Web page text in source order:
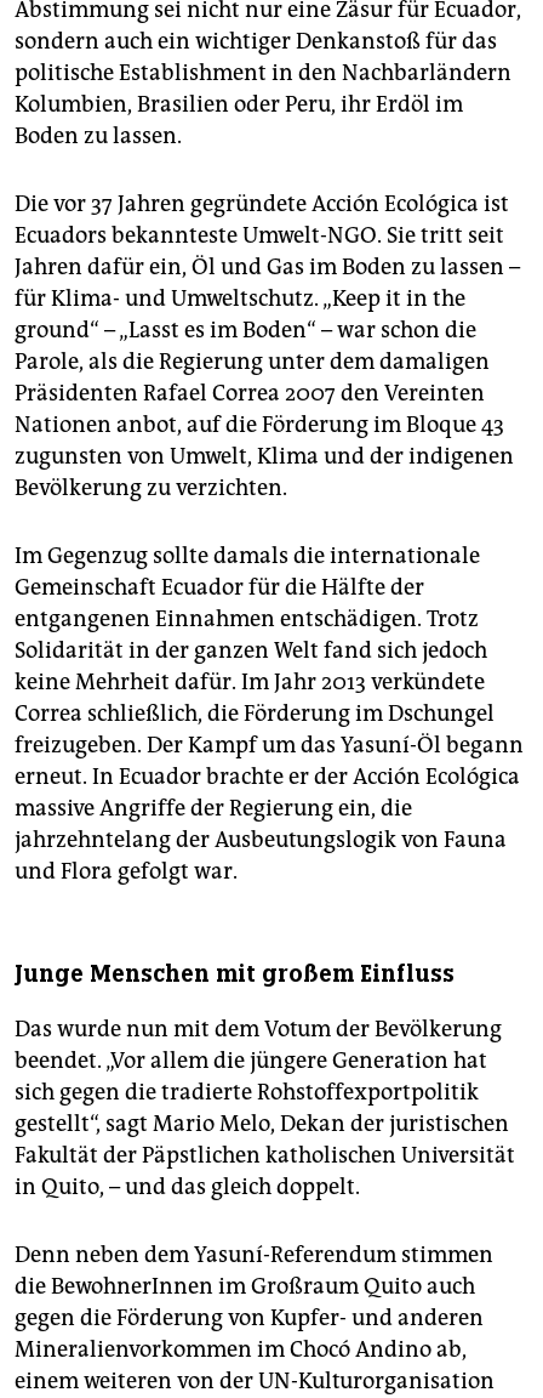
Abstimmung sei nicht nur eine Zäsur für Ecuador,
sondern auch ein wichtiger Denkanstoß für das
politische Establishment in den Nachbarländern
Kolumbien, Brasilien oder Peru, ihr Erdöl im
Boden zu lassen.
Die vor 37 Jahren gegründete Acción Ecológica ist
Ecuadors bekannteste Umwelt-NGO. Sie tritt seit
Jahren dafür ein, Öl und Gas im Boden zu lassen –
für Klima- und Umweltschutz. „Keep it in the
ground“ – „Lasst es im Boden“ – war schon die
Parole, als die Regierung unter dem damaligen
Präsidenten Rafael Correa 2007 den Vereinten
Nationen anbot, auf die Förderung im Bloque 43
zugunsten von Umwelt, Klima und der indigenen
Bevölkerung zu verzichten.
Im Gegenzug sollte damals die internationale
Gemeinschaft Ecuador für die Hälfte der
entgangenen Einnahmen entschädigen. Trotz
Solidarität in der ganzen Welt fand sich jedoch
keine Mehrheit dafür. Im Jahr 2013 verkündete
Correa schließlich, die Förderung im Dschungel
freizugeben. Der Kampf um das Yasuní-Öl begann
erneut. In Ecuador brachte er der Acción Ecológica
massive Angriffe der Regierung ein, die
jahrzehntelang der Ausbeutungslogik von Fauna
und Flora gefolgt war.
Junge Menschen mit großem Einfluss
Das wurde nun mit dem Votum der Bevölkerung
beendet. „Vor allem die jüngere Generation hat
sich gegen die tradierte Rohstoffexportpolitik
gestellt“, sagt Mario Melo, Dekan der juristischen
Fakultät der Päpstlichen katholischen Universität
in Quito, – und das gleich doppelt.
Denn neben dem Yasuní-Referendum stimmen
die Be­woh­ne­rIn­nen im Großraum Quito auch
gegen die Förderung von Kupfer- und anderen
Mineralienvorkommen im Chocó Andino ab,
einem weiteren von der UN-Kulturorganisation